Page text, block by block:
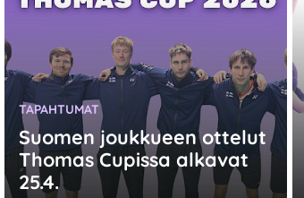
Suomen joukkueen ottelut
Thomas Cupissa alkavat
25.4.
KATEGORIA:
TAPAHTUMAT